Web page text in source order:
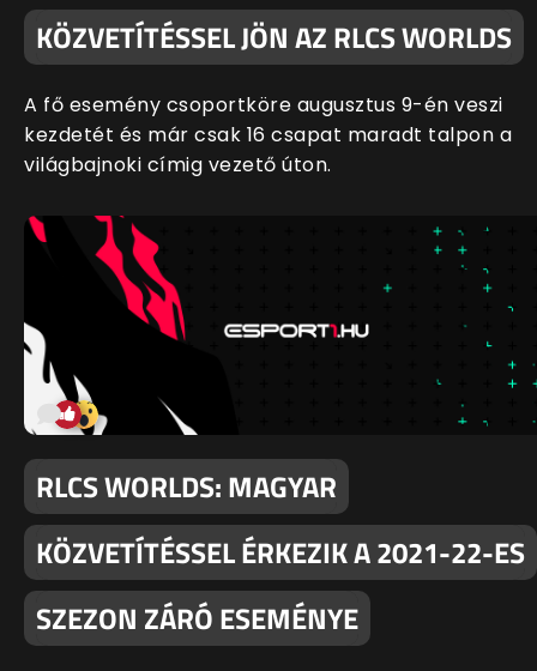
KÖZVETÍTÉSSEL JÖN AZ RLCS WORLDS
A fő esemény csoportköre augusztus 9-én veszi
kezdetét és már csak 16 csapat maradt talpon a
világbajnoki címig vezető úton.
RLCS WORLDS: MAGYAR
KÖZVETÍTÉSSEL ÉRKEZIK A 2021-22-ES
SZEZON ZÁRÓ ESEMÉNYE